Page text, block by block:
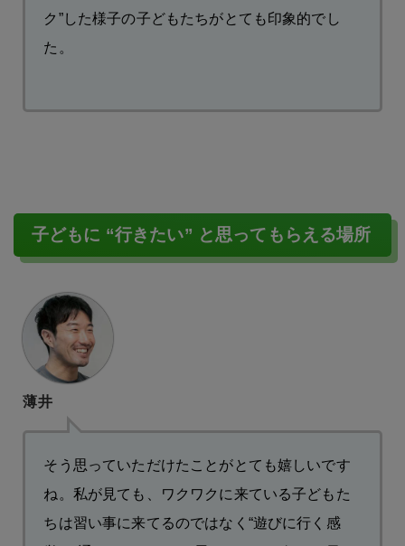
ク”した様子の子どもたちがとても印象的でし
た。
子どもに “行きたい” と思ってもらえる場所
薄井
そう思っていただけたことがとても嬉しいです
ね。私が見ても、ワクワクに来ている子どもた
ちは習い事に来てるのではなく“遊びに行く感